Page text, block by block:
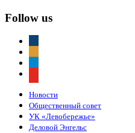
Follow us
Новости
Общественный совет
УК «Левобережье»
Деловой Энгельс